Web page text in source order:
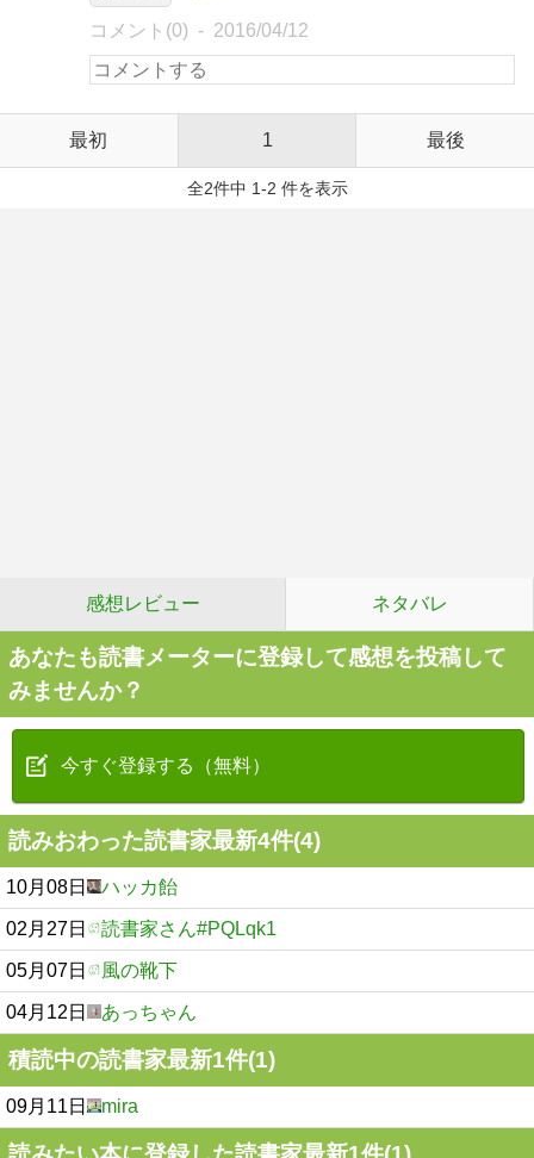
コメント(0) 2016/04/12
最初 1 最後
全2件中 1-2 件を表示
感想レビュー ネタバレ
あなたも読書メーターに登録して感想を投稿して
みませんか？
今すぐ登録する（無料）
読みおわった読書家最新4件(4)
10月08日 ハッカ飴
02月27日 読書家さん#PQLqk1
05月07日 風の靴下
04月12日 あっちゃん
積読中の読書家最新1件(1)
09月11日 mira